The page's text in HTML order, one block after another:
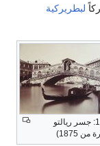
لبطريركية
1591: جسر ريالتو
1875)